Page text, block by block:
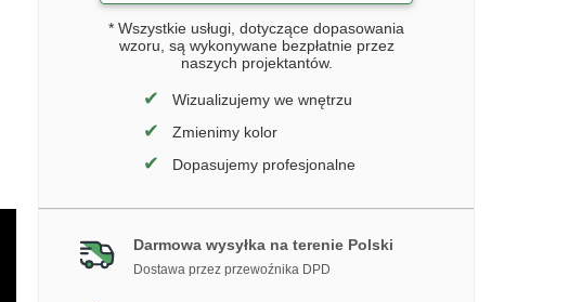
* Wszystkie usługi, dotyczące dopasowania
wzoru, są wykonywane bezpłatnie przez
naszych projektantów.
✔ Wizualizujemy we wnętrzu
✔ Zmienimy kolor
✔ Dopasujemy profesjonalne
Darmowa wysyłka na terenie Polski
Dostawa przez przewoźnika DPD